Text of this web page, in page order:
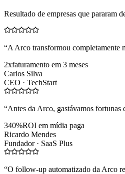
Resultado de empresas que pararam
“A Arco transformou completamente
2xfaturamento em 3 meses
Carlos Silva
CEO · TechStart
“Antes da Arco, gastávamos
340%ROI em mídia paga
Ricardo Mendes
Fundador · SaaS Plus
“O follow-up automatizado da Arco